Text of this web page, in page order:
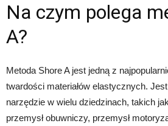
Na czym polega
A?
Metoda Shore A jest jedną z
twardości materiałów elastycznych.
narzędzie w wielu dziedzinach, takich
przemysł obuwniczy, przemysł